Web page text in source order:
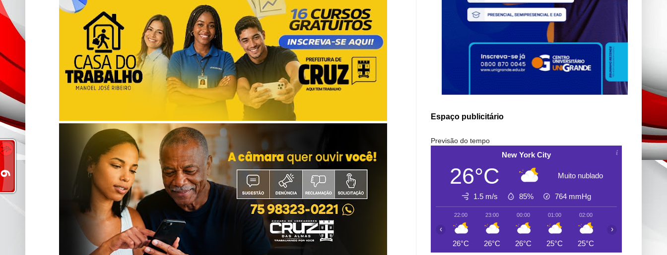
Espaço publicitário
Previsão do tempo
New York City
26°C Muito nublado
1.5 m/s 85% 764 mmHg
22:00
26°C
23:00
26°C
00:00
26°C
01:00
25°C
02:00
25°C
‹ ›